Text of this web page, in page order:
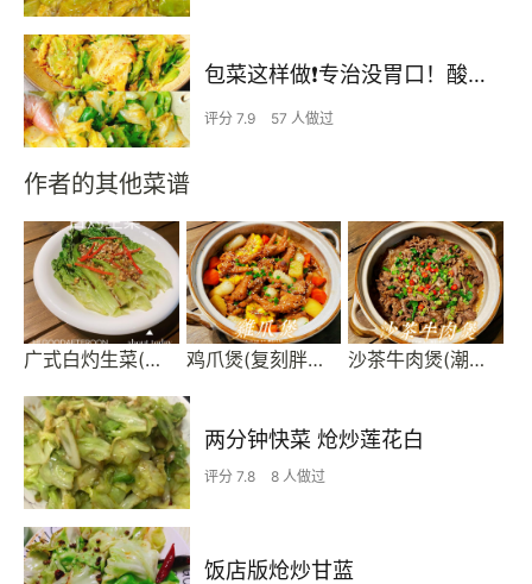
包菜这样做❗️专治没胃口！酸辣开胃
评分 7.9 57 人做过
作者的其他菜谱
广式白灼生菜(酒店配方) 鸡爪煲(复刻胖哥俩) 沙茶牛肉煲(潮汕味道)
两分钟快菜 炝炒莲花白
评分 7.8 8 人做过
饭店版炝炒甘蓝